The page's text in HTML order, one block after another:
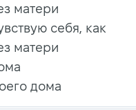
матери
себя, как
матери
дома